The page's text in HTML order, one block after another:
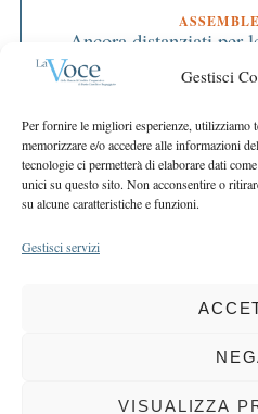
Gestisci
Per fornire le migliori esperienze, utilizziamo
memorizzare e/o accedere alle informazioni
tecnologie ci permetterà di elaborare dati
unici su questo sito. Non acconsentire o
su alcune caratteristiche e funzioni.
Gestisci servizi
VISUALIZZA
Ancora distanziati per
Ripartiamo dai
EDITORIALE
Mettersi insieme e
questo
COPYRIGHT 2025 LA VOCE |
BCC DI